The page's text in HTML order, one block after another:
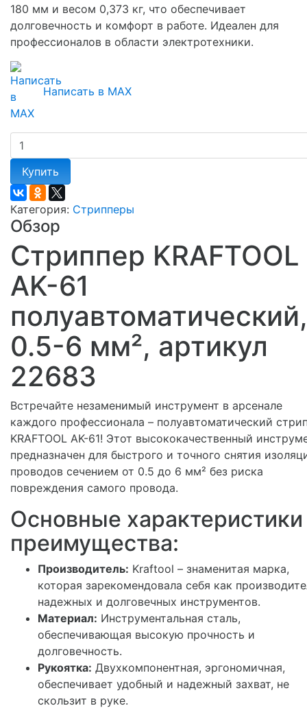
180 мм и весом 0,373 кг, что обеспечивает
долговечность и комфорт в работе. Идеален для
профессионалов в области электротехники.
Написать в MAX
Купить
Категория: Стрипперы
Обзор
Стриппер KRAFTOOL
AK-61
полуавтоматический,
0.5-6 мм², артикул
22683
Встречайте незаменимый инструмент в арсенале
каждого профессионала – полуавтоматический
KRAFTOOL AK-61! Этот высококачественный
предназначен для быстрого и точного снятия
проводов сечением от 0.5 до 6 мм² без риска
повреждения самого провода.
Основные
преимущества:
Производитель: Kraftool – знаменитая марка,
которая зарекомендовала себя как
надежных и долговечных инструментов.
Материал: Инструментальная сталь,
обеспечивающая высокую прочность и
долговечность.
Рукоятка: Двухкомпонентная, эргономичная,
обеспечивает удобный и надежный захват, не
скользит в руке.